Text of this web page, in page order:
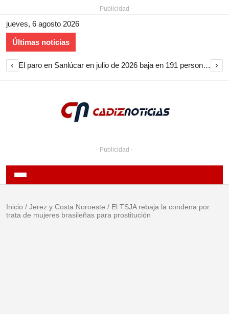
- Publicidad -
jueves, 6 agosto 2026
Últimas noticias
‹ El paro en Sanlúcar en julio de 2026 baja en 191 personas y encadena nueve meses de descenso ›
- Publicidad -
Inicio / Jerez y Costa Noroeste / El TSJA rebaja la condena por
trata de mujeres brasileñas para prostitución